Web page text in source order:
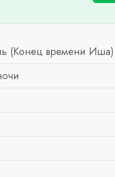
(Конец времени Иша)